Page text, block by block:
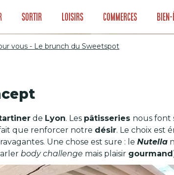
Sortir Loisirs Commerces
vous - Le
vous - Le brunch du Sweetspot
de Lyon. Les pâtisseries nous font
que renforcer notre désir. Le choix est
Une chose est sure : leNutella
body challenge mais plaisir gourmand